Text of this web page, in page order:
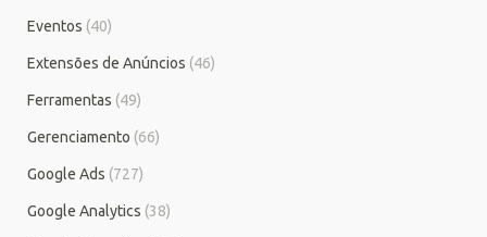
Eventos (40)
Extensões de Anúncios (46)
Ferramentas (49)
Gerenciamento (66)
Google Ads (727)
Google Analytics (38)